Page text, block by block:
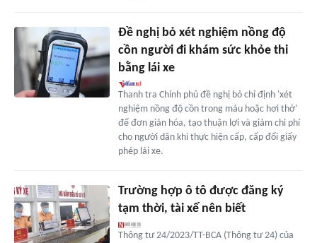
Đề nghị bỏ xét nghiệm nồng độ
cồn người đi khám sức khỏe thi
bằng lái xe
Thanh tra Chính phủ đề nghị bỏ chỉ định 'xét
nghiệm nồng độ cồn trong máu hoặc hơi thở'
để đơn giản hóa, tạo thuận lợi và giảm chi phí
cho người dân khi thực hiện cấp, cấp đổi giấy
phép lái xe.
Trường hợp ô tô được đăng ký
tạm thời, tài xế nên biết
Thông tư 24/2023/TT-BCA (Thông tư 24) của